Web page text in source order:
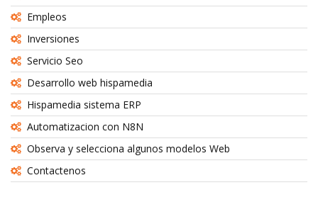
Empleos
Inversiones
Servicio Seo
Desarrollo web hispamedia
Hispamedia sistema ERP
Automatizacion con N8N
Observa y selecciona algunos modelos Web
Contactenos